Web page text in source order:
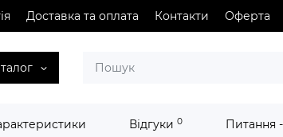
Доставка та оплата Контакти Оферта
Відгуки 0 Питання -
крісло XZERO LX 200 Lite Luxury White-1 каретка.